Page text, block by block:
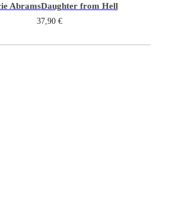
AbramsDaughter from Hell
37,90 €